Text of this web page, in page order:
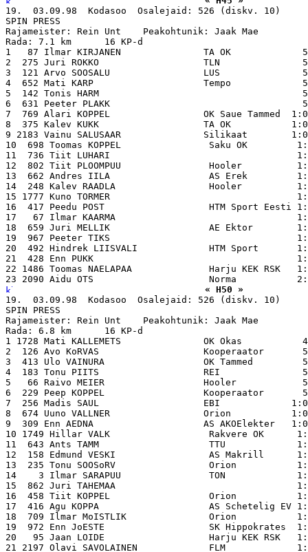
19.  03.09.98  Kodasoo  Osalejaid: 526 (diskv. 10)
SPIN PRESS
Rajameister: Rein Unt    Peakohtunik: Jaak Mae
Rada: 7.1 km      16 KP-d
1   87 Ilmar KIRJANEN               TA OK
2  275 Juri ROKKO                   TLN
3  121 Arvo SOOSALU                 LUS
4  652 Mati KARP                    Tempo
5  142 Tonis HARM
6  631 Peeter PLAKK
7  769 Alari KOPPEL                 OK Saue Tammed
8  375 Kalev KUKK                   TA OK
9 2183 Vainu SALUSAAR               Silikaat
10  698 Toomas KOPPEL                Saku OK
11  736 Tiit LUHARI
12  802 Tiit PLOOMPUU                Hooler
13  662 Andres IILA                  AS Erek
14  248 Kalev RAADLA                 Hooler
15 1777 Kuno TORMER
16  417 Peedu POST                   HTM Sport
17   67 Ilmar KAARMA
18  659 Juri MELLIK                  AE Ektor
19  967 Peeter TIKS
20  492 Hindrek LIISVALI             HTM Sport
21  428 Enn PUKK
22 1486 Toomas NAELAPAA              Harju KEK RSK
« H50 »
19.  03.09.98  Kodasoo  Osalejaid: 526 (diskv. 10)
SPIN PRESS
Rajameister: Rein Unt    Peakohtunik: Jaak Mae
Rada: 6.8 km      16 KP-d
1 1728 Mati KALLEMETS               OK Okas
2  126 Avo KoRVAS                   Kooperaator
3  413 Ulo VAINURA                  OK Tammed
4  183 Tonu PIITS                   REI
5   66 Raivo MEIER                  Hooler
6  229 Peep KOPPEL                  Kooperaator
7  256 Madis SAUL                   EBI
8  674 Uuno VALLNER                 Orion
9  309 Enn AEDNA                    AS AKOElekter
10 1749 Hillar VALK                  Rakvere OK
11  643 Ants TAMM                    TTU
12  158 Edmund VESKI                 AS Makrill
13  235 Tonu SOOSoRV                 Orion
14    3 Ilmar SARAPUU                TON
15  862 Juri TAHEMAA
16  458 Tiit KOPPEL                  Orion
17  416 Agu KOPPA                    AS Schetelig EV
18  709 Ilmar MoISTLIK               Orion
19  972 Enn JoESTE                   SK Hippokrates
20   95 Jaan LOIDE                   Harju KEK RSK